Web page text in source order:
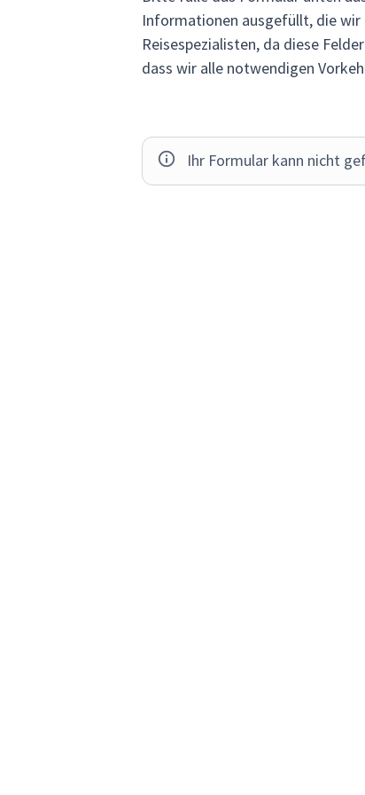
Informationen ausgefüllt, die wir
Reisespezialisten, da diese
dass wir alle notwendigen
Ihr Formular kann nicht